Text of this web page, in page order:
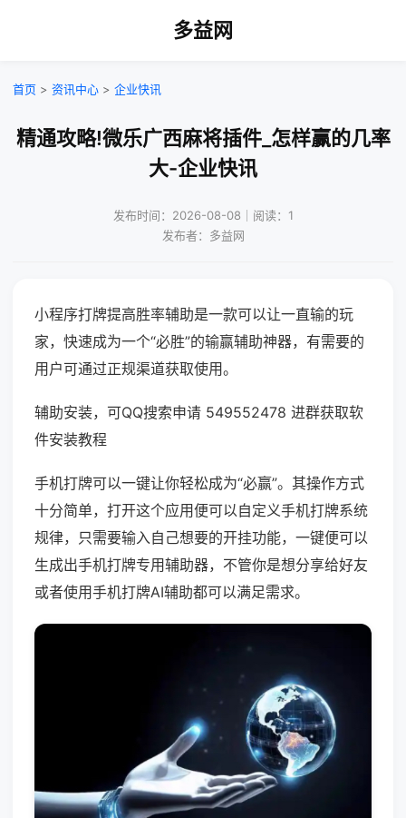
多益网
首页 > 资讯中心 > 企业快讯
精通攻略!微乐广西麻将插件_怎样赢的几率
大-企业快讯
发布时间：2026-08-08｜阅读：1
发布者：多益网
小程序打牌提高胜率辅助是一款可以让一直输的玩
家，快速成为一个“必胜”的输赢辅助神器，有需要的
用户可通过正规渠道获取使用。
辅助安装，可QQ搜索申请 549552478 进群获取软
件安装教程
手机打牌可以一键让你轻松成为“必赢”。其操作方式
十分简单，打开这个应用便可以自定义手机打牌系统
规律，只需要输入自己想要的开挂功能，一键便可以
生成出手机打牌专用辅助器，不管你是想分享给好友
或者使用手机打牌AI辅助都可以满足需求。